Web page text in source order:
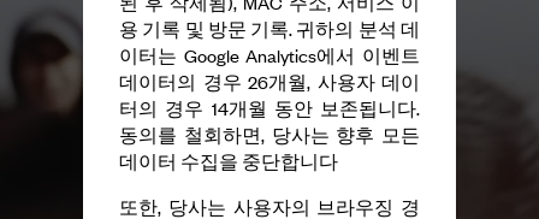
용 기록 및 방문 기록. 귀하의 분석 데
이터는 Google Analytics에서 이벤트
데이터의 경우 26개월, 사용자 데이
터의 경우 14개월 동안 보존됩니다.
동의를 철회하면, 당사는 향후 모든
데이터 수집을 중단합니다
또한, 당사는 사용자의 브라우징 경